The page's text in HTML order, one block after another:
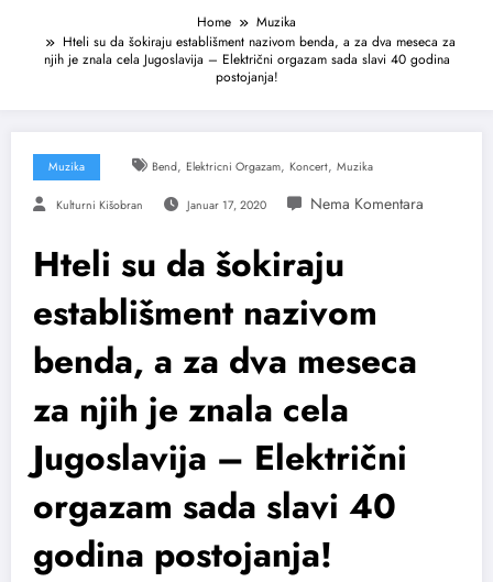
Home
Muzika
Hteli su da šokiraju establišment nazivom benda, a za dva meseca za
njih je znala cela Jugoslavija – Električni orgazam sada slavi 40 godina
postojanja!
Muzika Bend, Elektricni Orgazam, Koncert, Muzika
Kulturni Kišobran Januar 17, 2020
Hteli su da šokiraju
establišment nazivom
benda, a za dva meseca
za njih je znala cela
Jugoslavija – Električni
orgazam sada slavi 40
godina postojanja!